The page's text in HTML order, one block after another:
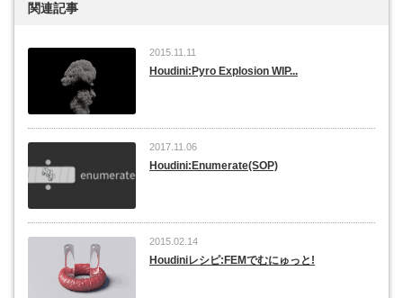
関連記事
2015.11.11
Houdini:Pyro Explosion WIP...
2017.11.06
Houdini:Enumerate(SOP)
2015.02.14
Houdiniレシピ:FEMでむにゅっと!